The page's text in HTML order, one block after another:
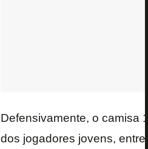
Defensivamente, o camisa
dos jogadores jovens,